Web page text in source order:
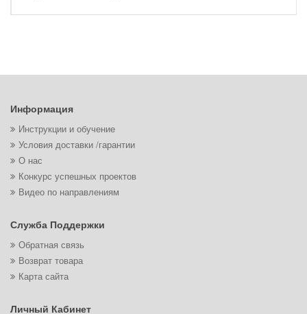
Информация
Инструкции и обучение
Условия доставки /гарантии
О нас
Конкурс успешных проектов
Видео по направлениям
Служба Поддержки
Обратная связь
Возврат товара
Карта сайта
Личный Кабинет